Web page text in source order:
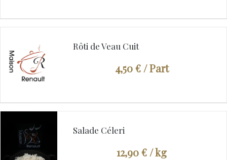
Rôti de Veau Cuit
4,50 €/ Part
Salade Céleri
12,90 € / kg